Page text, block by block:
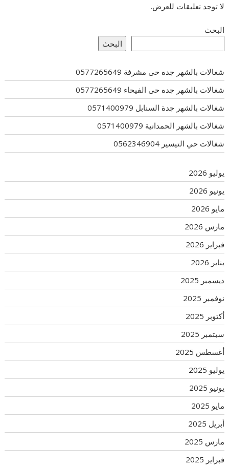
لا توجد تعليقات للعرض.
البحث
البحث
شغالات بالشهر جده حى مشرفة 0577265649
شغالات بالشهر جده حى الفيحاء 0577265649
شغالات بالشهر جدة السنابل 0571400979
شغالات بالشهر الحمدانية 0571400979
شغالات حي التيسير 0562346904
يوليو 2026
يونيو 2026
مايو 2026
مارس 2026
فبراير 2026
يناير 2026
ديسمبر 2025
نوفمبر 2025
أكتوبر 2025
سبتمبر 2025
أغسطس 2025
يوليو 2025
يونيو 2025
مايو 2025
أبريل 2025
مارس 2025
فبراير 2025